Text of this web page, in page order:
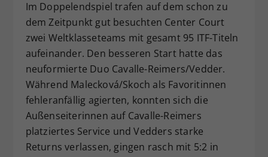
Im Doppelendspiel trafen auf dem schon zu
dem Zeitpunkt gut besuchten Center Court
zwei Weltklasseteams mit gesamt 95 ITF-Titeln
aufeinander. Den besseren Start hatte das
neuformierte Duo Cavalle-Reimers/Vedder.
Während Malecková/Skoch als Favoritinnen
fehleranfällig agierten, konnten sich die
Außenseiterinnen auf Cavalle-Reimers
platziertes Service und Vedders starke
Returns verlassen, gingen rasch mit 5:2 in